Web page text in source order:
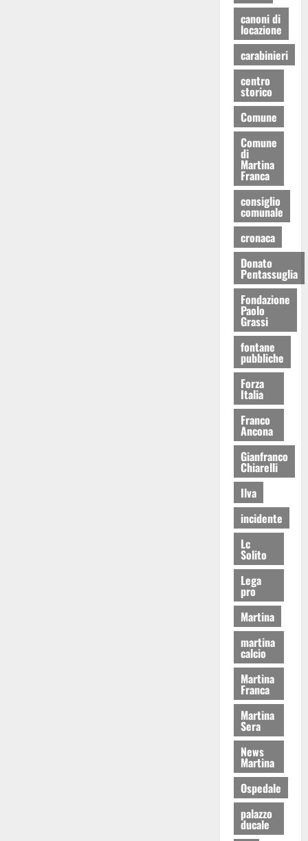
canoni di
locazione
carabinieri
centro
storico
Comune
Comune
di
Martina
Franca
consiglio
comunale
cronaca
Donato
Pentassuglia
Fondazione
Paolo
Grassi
fontane
pubbliche
Forza
Italia
Franco
Ancona
Gianfranco
Chiarelli
Ilva
incidente
Lc
Solito
Lega
pro
Martina
martina
calcio
Martina
Franca
Martina
Sera
News
Martina
Ospedale
palazzo
ducale